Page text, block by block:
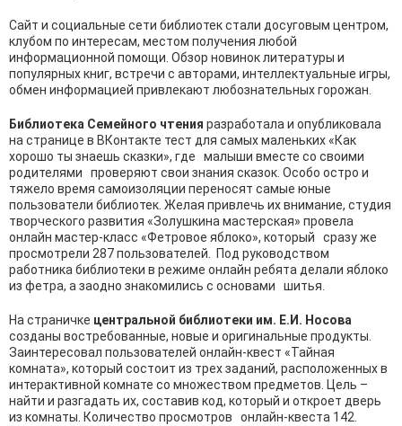
Сайт и социальные сети библиотек стали досуговым центром,
клубом по интересам, местом получения любой
информационной помощи. Обзор новинок литературы и
популярных книг, встречи с авторами, интеллектуальные игры,
обмен информацией привлекают любознательных горожан.
Библиотека Семейного чтения разработала и опубликовала
на странице в ВКонтакте тест для самых маленьких «Как
хорошо ты знаешь сказки», где малыши вместе со своими
родителями проверяют свои знания сказок. Особо остро и
тяжело время самоизоляции переносят самые юные
пользователи библиотек. Желая привлечь их внимание, студия
творческого развития «Золушкина мастерская» провела
онлайн мастер-класс «Фетровое яблоко», который сразу же
просмотрели 287 пользователей. Под руководством
работника библиотеки в режиме онлайн ребята делали яблоко
из фетра, а заодно знакомились с основами шитья.
На страничке центральной библиотеки им. Е.И. Носова
созданы востребованные, новые и оригинальные продукты.
Заинтересовал пользователей онлайн-квест «Тайная
комната», который состоит из трех заданий, расположенных в
интерактивной комнате со множеством предметов. Цель –
найти и разгадать их, составив код, который и откроет дверь
из комнаты. Количество просмотров онлайн-квеста 142.